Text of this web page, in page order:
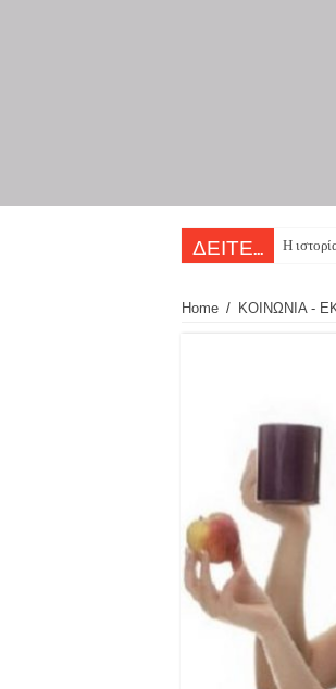
ΔΕΙΤΕ... Η
Home / ΚΟΙΝΩΝΙΑ -